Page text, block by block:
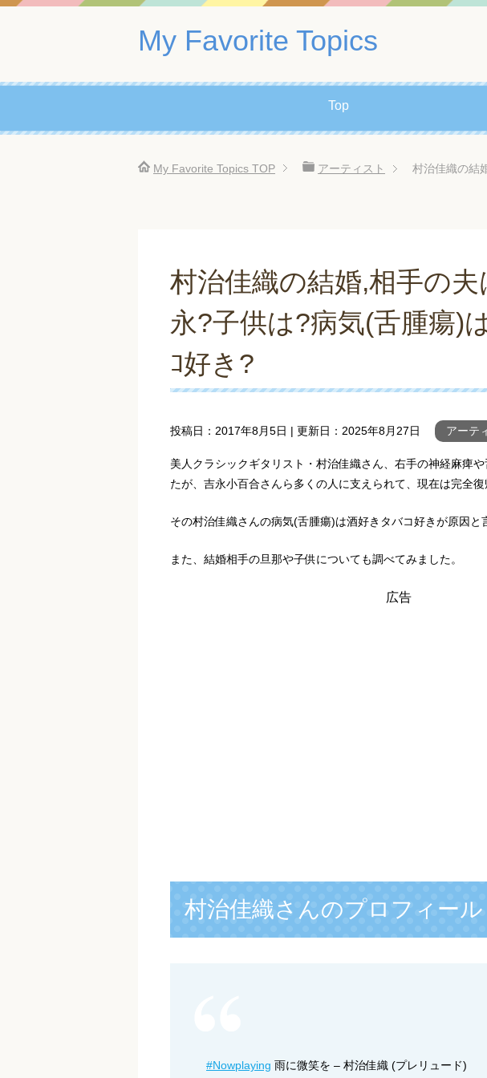
My Favorite Topics
Top
My Favorite Topics TOP アーティスト 村治佳織の結
村治佳織の結婚,相手の夫
永?子供は?病気(舌腫瘍)
ｺ好き?
投稿日： 2017年8月5日 | 更新日： 2025年8月27日 アーテ
美人クラシックギタリスト・村治佳織さん、右手の神経麻痺
たが、吉永小百合さんら多くの人に支えられて、現在は完全復
その村治佳織さんの病気(舌腫瘍)は酒好きタバコ好きが原因と
また、結婚相手の旦那や子供についても調べてみました。
広告
村治佳織さんのプロフィール
#Nowplaying 雨に微笑を – 村治佳織 (プレリュード)